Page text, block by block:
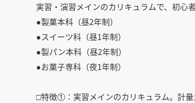
実習・演習メインのカリキュラムで、初心
●製菓本科（昼2年制）
●スイーツ科（昼1年制）
●製パン本科（昼2年制）
●お菓子専科（夜1年制）
□特徴①：実習メインのカリキュラム。計量